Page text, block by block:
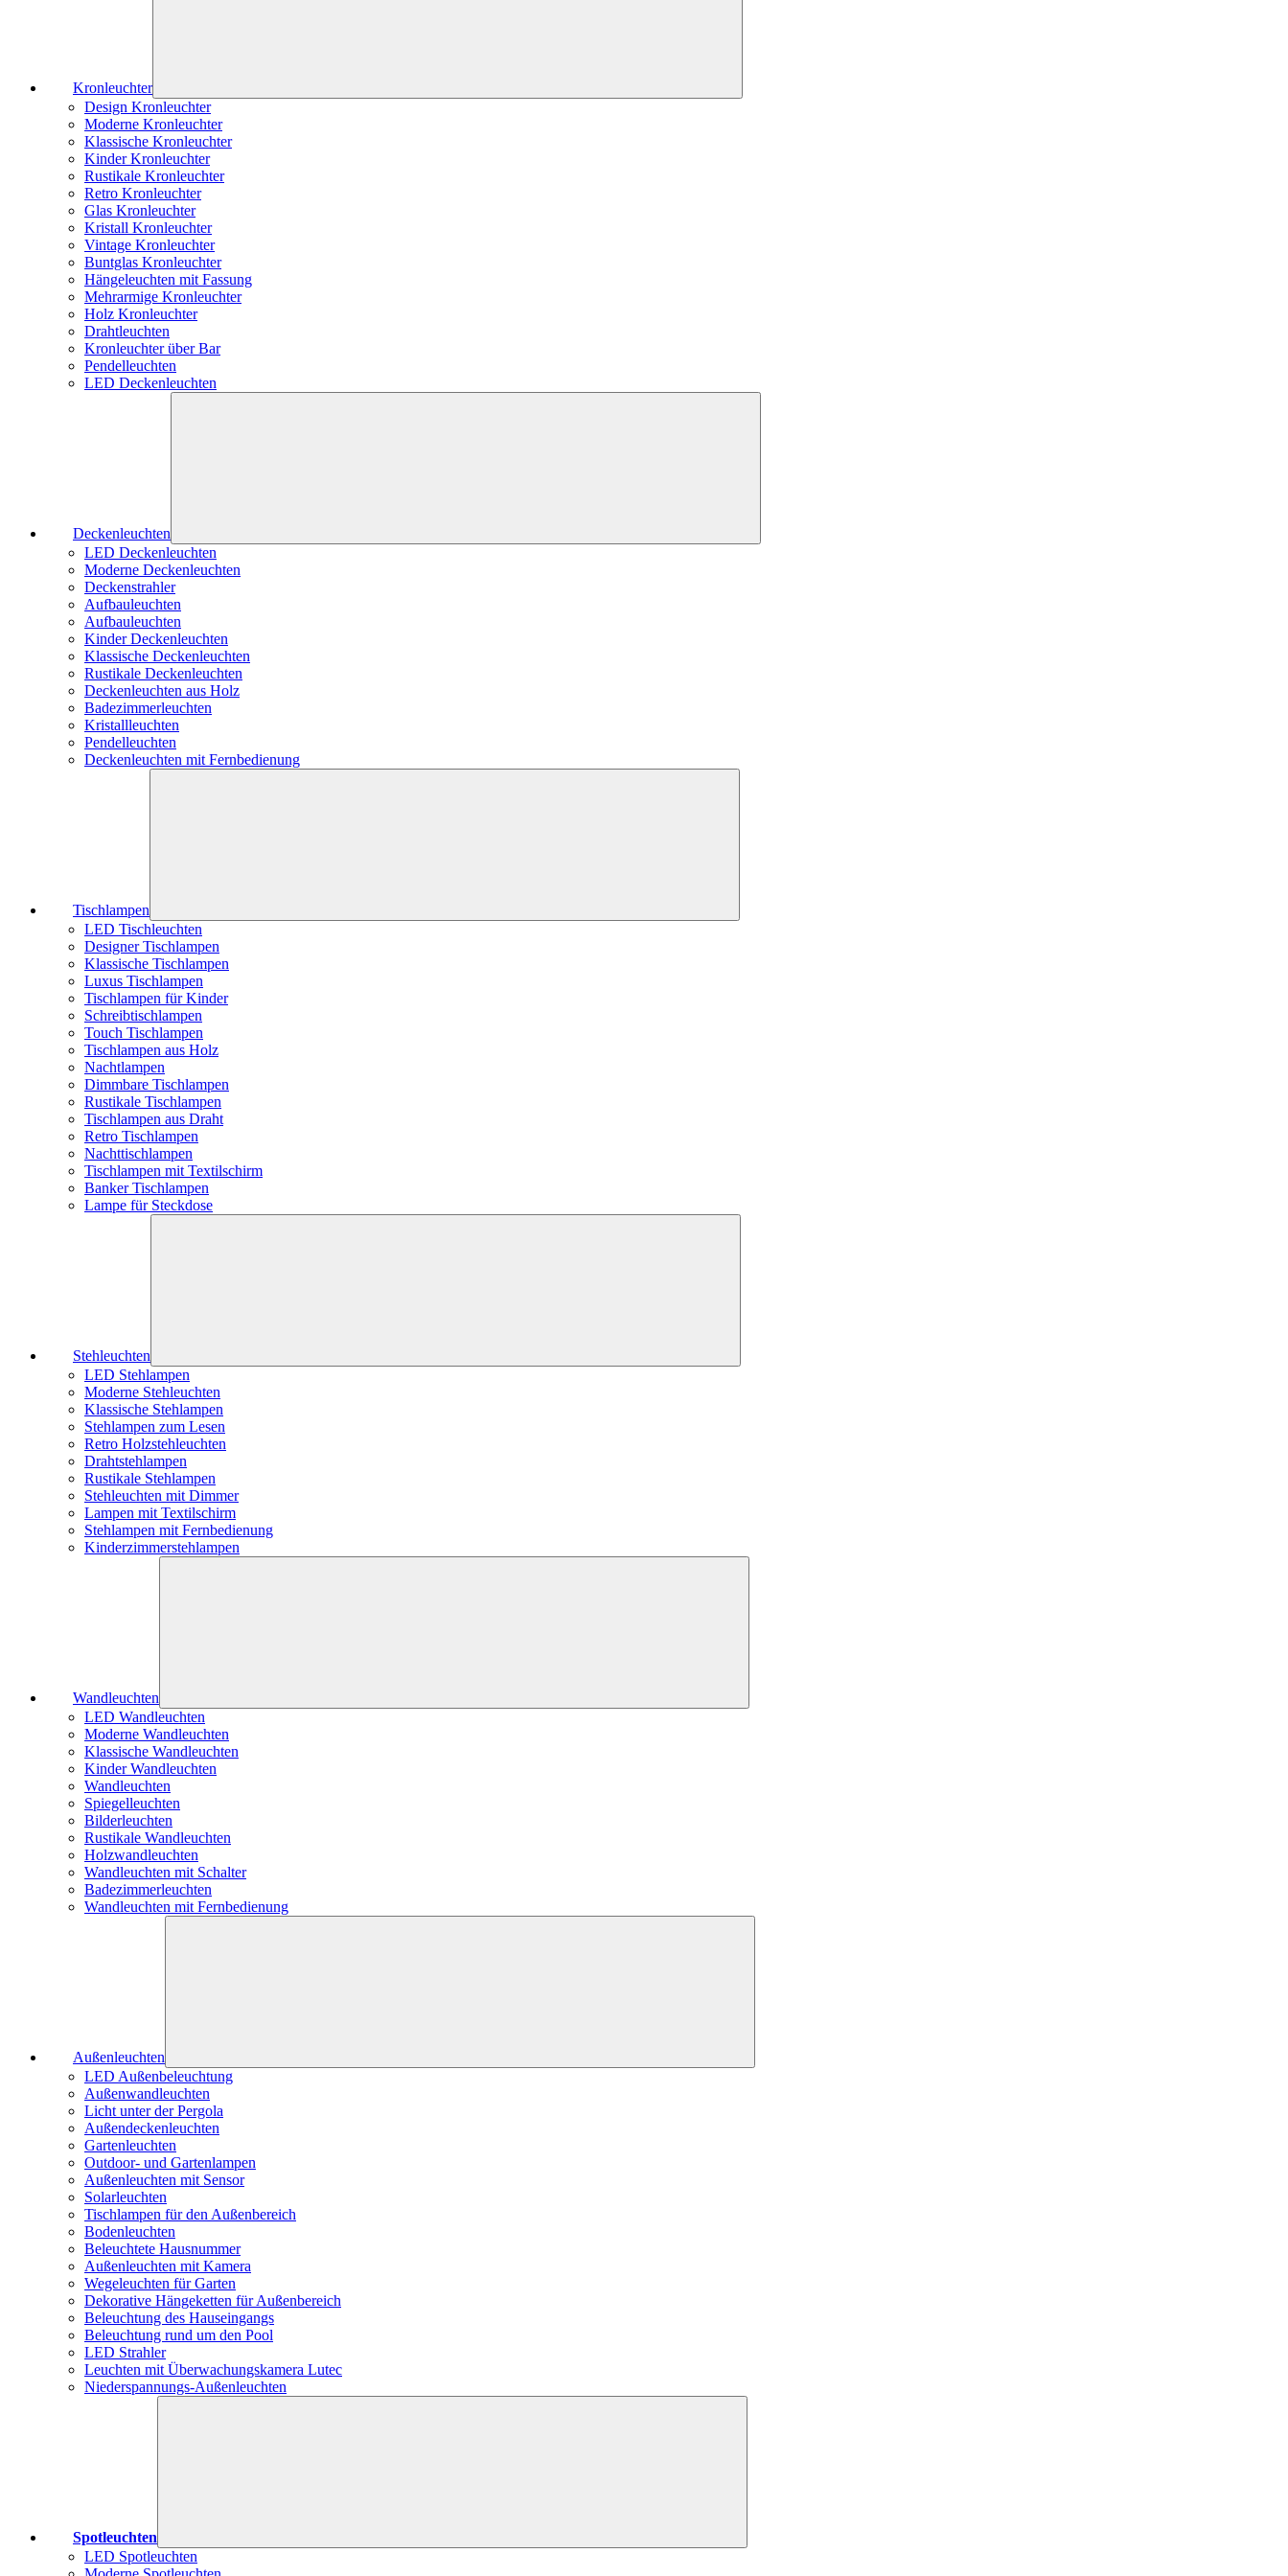
Kronleuchter
Design Kronleuchter
Moderne Kronleuchter
Klassische Kronleuchter
Kinder Kronleuchter
Rustikale Kronleuchter
Retro Kronleuchter
Glas Kronleuchter
Kristall Kronleuchter
Vintage Kronleuchter
Buntglas Kronleuchter
Hängeleuchten mit Fassung
Mehrarmige Kronleuchter
Holz Kronleuchter
Drahtleuchten
Kronleuchter über Bar
Pendelleuchten
LED Deckenleuchten
Deckenleuchten
LED Deckenleuchten
Moderne Deckenleuchten
Deckenstrahler
Aufbauleuchten
Aufbauleuchten
Kinder Deckenleuchten
Klassische Deckenleuchten
Rustikale Deckenleuchten
Deckenleuchten aus Holz
Badezimmerleuchten
Kristallleuchten
Pendelleuchten
Deckenleuchten mit Fernbedienung
Tischlampen
LED Tischleuchten
Designer Tischlampen
Klassische Tischlampen
Luxus Tischlampen
Tischlampen für Kinder
Schreibtischlampen
Touch Tischlampen
Tischlampen aus Holz
Nachtlampen
Dimmbare Tischlampen
Rustikale Tischlampen
Tischlampen aus Draht
Retro Tischlampen
Nachttischlampen
Tischlampen mit Textilschirm
Banker Tischlampen
Lampe für Steckdose
Stehleuchten
LED Stehlampen
Moderne Stehleuchten
Klassische Stehlampen
Stehlampen zum Lesen
Retro Holzstehleuchten
Drahtstehlampen
Rustikale Stehlampen
Stehleuchten mit Dimmer
Lampen mit Textilschirm
Stehlampen mit Fernbedienung
Kinderzimmerstehlampen
Wandleuchten
LED Wandleuchten
Moderne Wandleuchten
Klassische Wandleuchten
Kinder Wandleuchten
Wandleuchten
Spiegelleuchten
Bilderleuchten
Rustikale Wandleuchten
Holzwandleuchten
Wandleuchten mit Schalter
Badezimmerleuchten
Wandleuchten mit Fernbedienung
Außenleuchten
LED Außenbeleuchtung
Außenwandleuchten
Licht unter der Pergola
Außendeckenleuchten
Gartenleuchten
Outdoor- und Gartenlampen
Außenleuchten mit Sensor
Solarleuchten
Tischlampen für den Außenbereich
Bodenleuchten
Beleuchtete Hausnummer
Außenleuchten mit Kamera
Wegeleuchten für Garten
Dekorative Hängeketten für Außenbereich
Beleuchtung des Hauseingangs
Beleuchtung rund um den Pool
LED Strahler
Leuchten mit Überwachungskamera Lutec
Niederspannungs-Außenleuchten
Spotleuchten
LED Spotleuchten